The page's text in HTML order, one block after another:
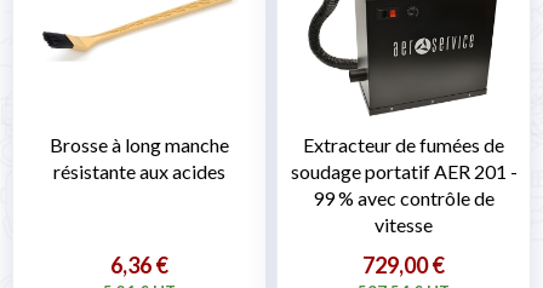
Brosse à long manche
résistante aux acides
6,36 €
Extracteur de fumées de
soudage portatif AER 201 -
99 % avec contrôle de
vitesse
729,00 €